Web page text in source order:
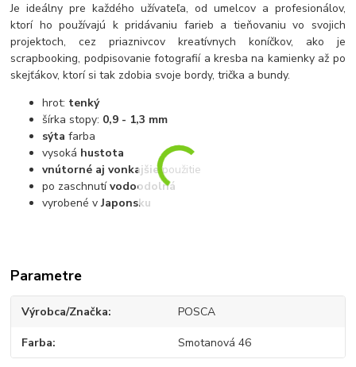
Je ideálny pre každého užívateľa, od umelcov a profesionálov,
ktorí ho používajú k pridávaniu farieb a tieňovaniu vo svojich
projektoch, cez priaznivcov kreatívnych koníčkov, ako je
scrapbooking, podpisovanie fotografií a kresba na kamienky až po
skejťákov, ktorí si tak zdobia svoje bordy, trička a bundy.
hrot: tenký
šírka stopy: 0,9 - 1,3 mm
sýtafarba
vysoká hustota
vnútorné aj vonkajšiepoužitie
po zaschnutívodoodolná
vyrobené vJaponsku
Parametre
Výrobca/Značka POSCA
Farba Smotanová 46